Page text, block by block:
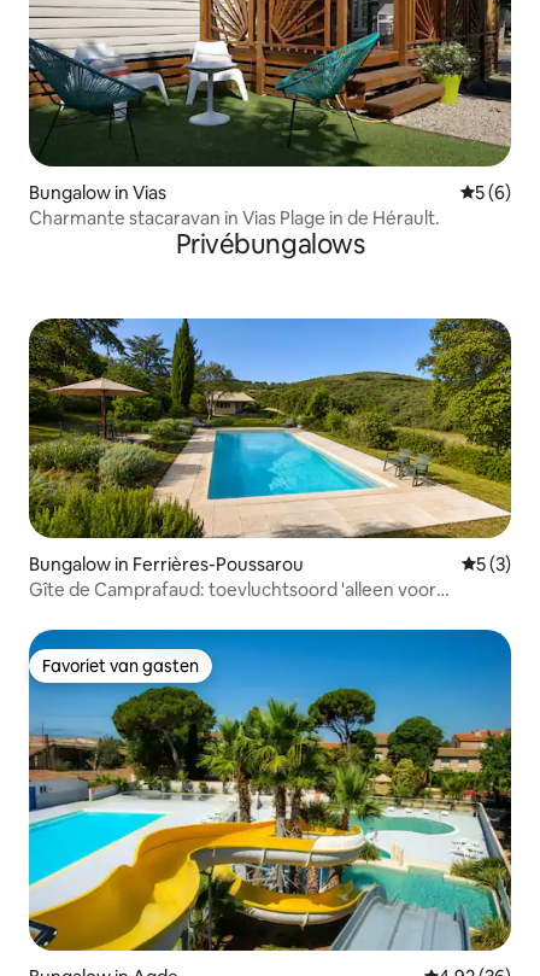
Bungalow in Vias
5 (6)
Charmante stacaravan in Vias Plage in de Hérault.
Privébungalows
Bungalow in Ferrières-Poussarou
5 (3)
Gîte de Camprafaud: toevluchtsoord 'alleen voor
Favoriet van gasten
Favoriet van gasten